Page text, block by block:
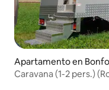
Apartamento en
Caravana (1-2 pers.)